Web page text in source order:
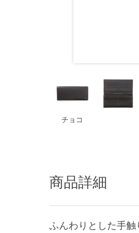
チョコ
商品詳細
ふんわりとした手触